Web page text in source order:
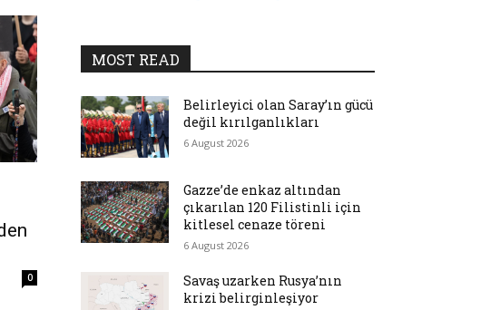
0
MOST READ
Belirleyici olan Saray’ın gücü
değil kırılganlıkları
6 August 2026
Gazze’de enkaz altından
çıkarılan 120 Filistinli için
kitlesel cenaze töreni
6 August 2026
Savaş uzarken Rusya’nın
krizi belirginleşiyor